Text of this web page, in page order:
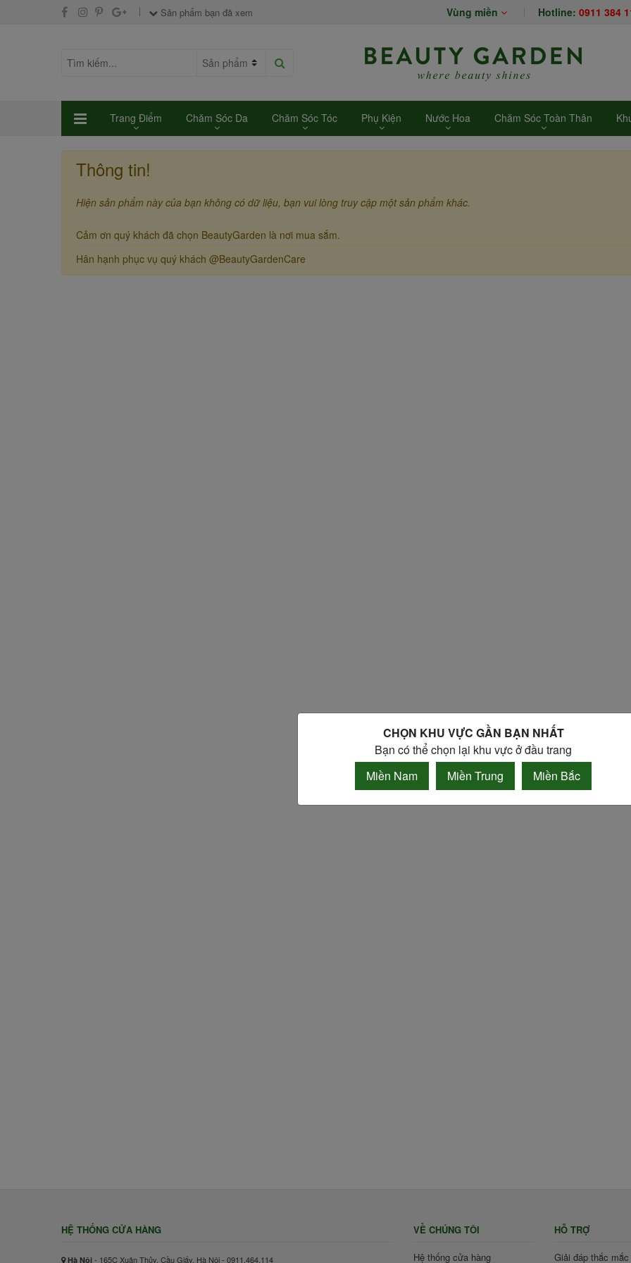
Sản phẩm bạn đã xem Vùng miền Hotline: 0911 384
Trang Điểm Chăm Sóc Da Chăm Sóc Tóc Phụ Kiện Nước Hoa Chăm Sóc Toàn Thân
Thông tin!
Hiện sản phẩm này của bạn không có dữ liệu, bạn vui lòng truy cập một sản phẩm khác.
Cảm ơn quý khách đã chọn BeautyGarden là nơi mua sắm.
Hân hạnh phục vụ quý khách @BeautyGardenCare
HỆ THỐNG CỬA HÀNG
Hà Nội - 165C Xuân Thủy, Cầu Giấy, Hà Nội - 0911.464.114
VỀ CHÚNG TÔI
Hệ thống cửa hàng
HỖ TRỢ
Giải đáp thắc mắc
CHỌN KHU VỰC GẦN BẠN NHẤT
Bạn có thể chọn lại khu vực ở đầu trang
Miền Nam
Miền Trung Miền Bắc